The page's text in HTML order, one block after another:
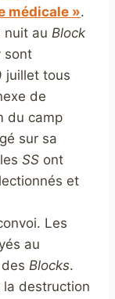
médicale ».
nuit au Block
sont
juillet tous
de
du camp
sur sa
SS ont
et
Les
au
Blocks.
destruction